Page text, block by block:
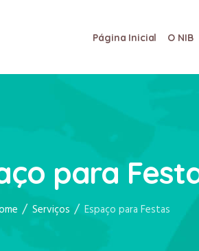
Página Inicial O NIB
para
/ Serviços / Espaço para Festas